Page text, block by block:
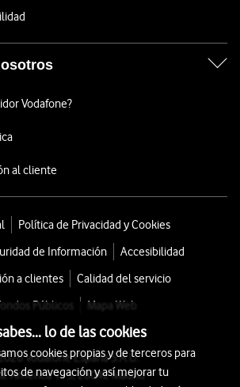
Vodafone?
al cliente
Política de Privacidad y Cookies
de Información
Accesibilidad
a clientes
Calidad del servicio
Públicos
Mapa Web
Vodafone España S.A.U.
América 115, 28042 Madrid
lo de las cookies
cookies propias y de terceros para
de navegación y así mejorar tu